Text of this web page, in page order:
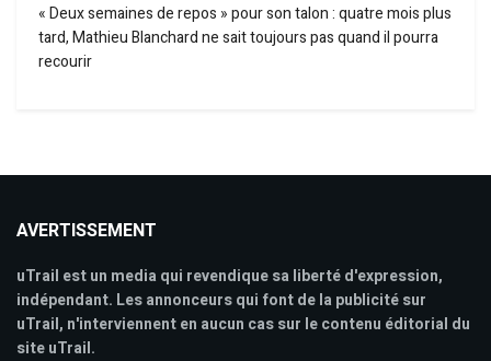
« Deux semaines de repos » pour son talon : quatre mois plus
tard, Mathieu Blanchard ne sait toujours pas quand il pourra
recourir
AVERTISSEMENT
uTrail est un media qui revendique sa liberté d'expression,
indépendant. Les annonceurs qui font de la publicité sur
uTrail, n'interviennent en aucun cas sur le contenu éditorial du
site uTrail.